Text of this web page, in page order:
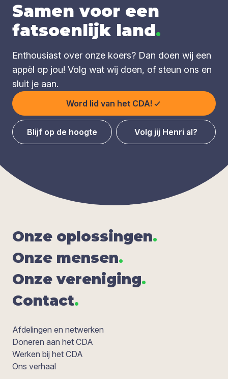
Samen voor een
fatsoenlijk land.
Enthousiast over onze koers? Dan doen wij een
appèl op jou! Volg wat wij doen, of steun ons en
sluit je aan.
Word lid van het CDA!
Blijf op de hoogte Volg jij Henri al?
Onze oplos­sin­gen.
Onze men­sen.
Onze ver­e­ni­ging.
Con­tact.
Afdelingen en netwerken
Doneren aan het CDA
Werken bij het CDA
Ons verhaal